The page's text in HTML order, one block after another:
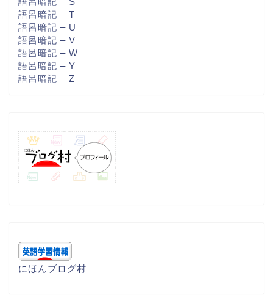
語呂暗記 – T
語呂暗記 – U
語呂暗記 – V
語呂暗記 – W
語呂暗記 – Y
語呂暗記 – Z
にほんブログ村